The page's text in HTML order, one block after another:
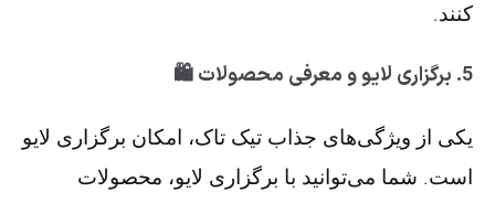
کنند.
5. برگزاری لایو و معرفی محصولات 🛍️
یکی از ویژگی‌های جذاب تیک تاک، امکان برگزاری لایو
است. شما می‌توانید با برگزاری لایو، محصولات